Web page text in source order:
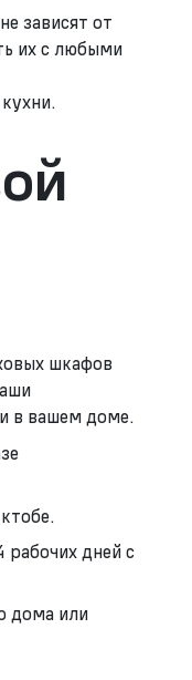
зависят от
их с любыми
шкафов
в вашем доме.
рабочих дней с
дома или